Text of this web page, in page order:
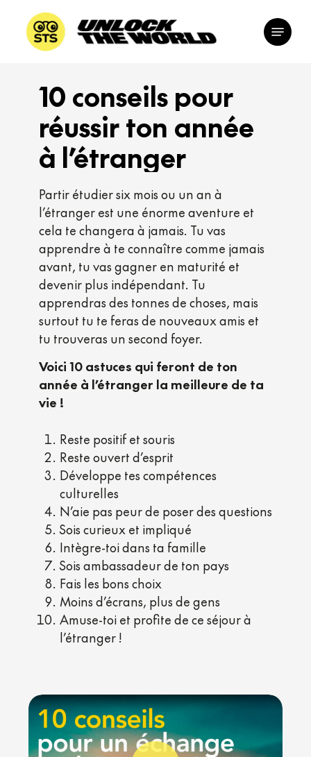
main
Menu
Play Video
Play Video
10 conseils pour
réussirton année
à l’étranger
Partir étudier six mois ou un an à
l’étranger est une énorme aventure et
cela te changera à jamais. Tu vas
apprendre à te connaître comme jamais
avant, tu vas gagner en maturité et
devenir plus indépendant. Tu
apprendras des tonnes de choses, mais
surtout tu te feras de nouveaux amis et
tu trouveras un second foyer.
Voici 10 astuces qui feront de ton
année à l’étranger la meilleure de ta
vie !
Reste positif et souris
Reste ouvert d’esprit
Développe tes compétences
culturelles
N’aie pas peur de poser des questions
Sois curieux et impliqué
Intègre-toi dans ta famille
Sois ambassadeur de ton pays
Fais les bons choix
Moins d’écrans, plus de gens
Amuse-toi et profite de ce séjour à
l’étranger !
Close